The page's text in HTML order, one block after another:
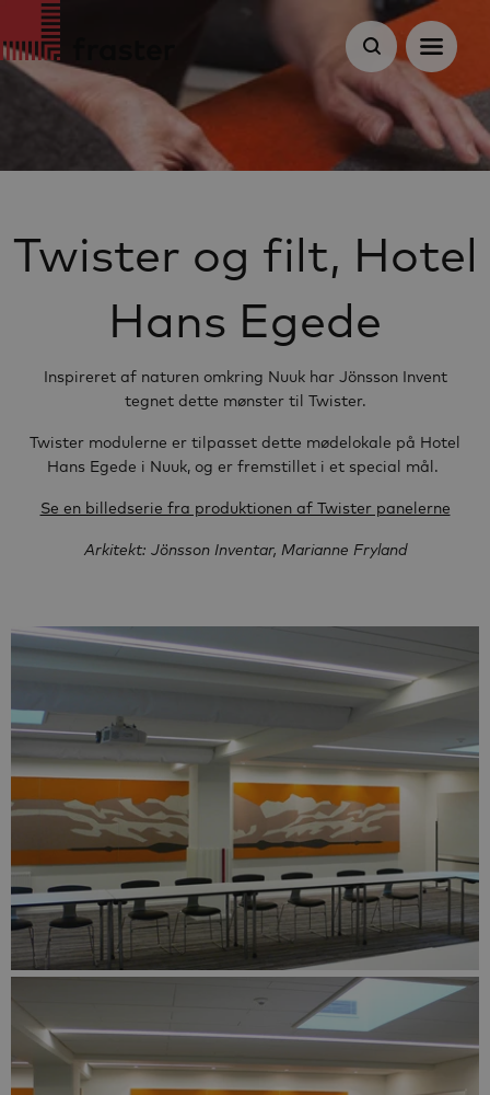
Twister og filt, Hotel
Hans Egede
Inspireret af naturen omkring Nuuk har Jönsson Invent
tegnet dette mønster til Twister.
Twister modulerne er tilpasset dette mødelokale på Hotel
Hans Egede i Nuuk, og er fremstillet i et special mål.
Se en billedserie fra produktionen af Twister panelerne
Arkitekt: Jönsson Inventar, Marianne Fryland